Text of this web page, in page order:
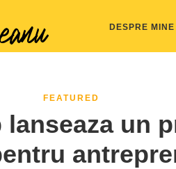
DESPRE MINE
FEATURED
lanseaza un